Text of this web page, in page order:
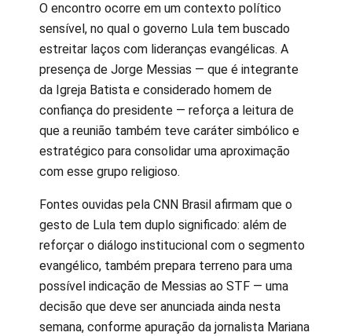
O encontro ocorre em um contexto político
sensível, no qual o governo Lula tem buscado
estreitar laços com lideranças evangélicas. A
presença de Jorge Messias — que é integrante
da Igreja Batista e considerado homem de
confiança do presidente — reforça a leitura de
que a reunião também teve caráter simbólico e
estratégico para consolidar uma aproximação
com esse grupo religioso.
Fontes ouvidas pela CNN Brasil afirmam que o
gesto de Lula tem duplo significado: além de
reforçar o diálogo institucional com o segmento
evangélico, também prepara terreno para uma
possível indicação de Messias ao STF — uma
decisão que deve ser anunciada ainda nesta
semana, conforme apuração da jornalista Mariana